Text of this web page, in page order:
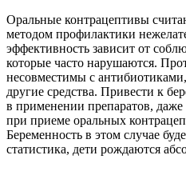
Оральные контрацептивы
методом профилактики
эффективность зависит от
которые часто нарушаются.
несовместимы с
другие средства. Привести к
в применении препаратов,
при приеме оральных
Беременность в этом случае
статистика, дети рождаются